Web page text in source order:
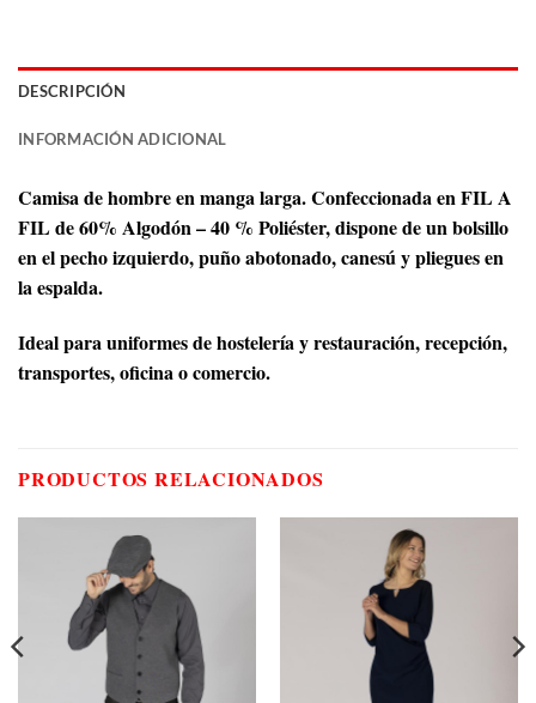
DESCRIPCIÓN
INFORMACIÓN ADICIONAL
Camisa de hombre en manga larga. Confeccionada en FIL A
FIL de 60% Algodón – 40 % Poliéster, dispone de un bolsillo
en el pecho izquierdo, puño abotonado, canesú y pliegues en
la espalda.
Ideal para uniformes de hostelería y restauración, recepción,
transportes, oficina o comercio.
PRODUCTOS RELACIONADOS